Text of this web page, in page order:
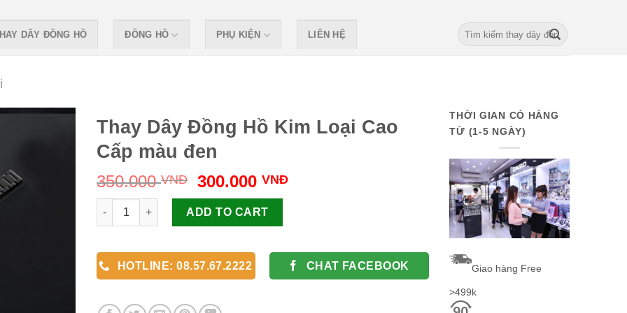
DÂY ĐỒNG HỒ ĐỒNG HỒ PHỤ KIỆN LIÊN HỆ
Search
for:
Thay Dây Đồng Hồ Kim Loại Cao
Cấp màu đen
350.000VNĐ
Original
price
was:
350.000 VNĐ.
300.000VNĐCurrent
Thay Dây Đồng Hồ Kim Loại Cao Cấp màu đen quantity
ADD TO CART
HOTLINE: 08.57.67.2222 CHAT FACEBOOK
THỜI GIAN CÓ HÀNG
TỪ (1-5 NGÀY)
Giao hàng Free
>499k